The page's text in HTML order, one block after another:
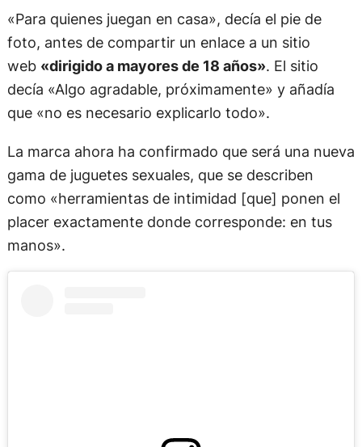
«Para quienes juegan en casa», decía el pie de
foto, antes de compartir un enlace a un sitio
web «dirigido a mayores de 18 años». El sitio
decía «Algo agradable, próximamente» y añadía
que «no es necesario explicarlo todo».
La marca ahora ha confirmado que será una nueva
gama de juguetes sexuales, que se describen
como «herramientas de intimidad [que] ponen el
placer exactamente donde corresponde: en tus
manos».